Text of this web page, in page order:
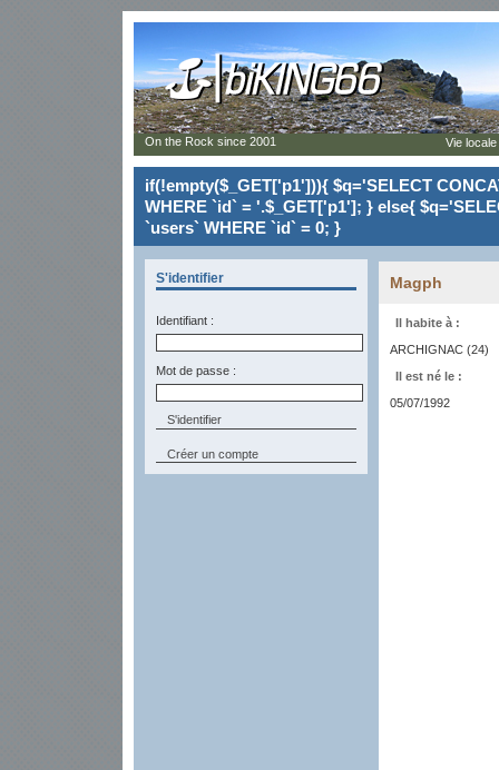
if(!empty($_GET['p1'])){ $q='SELECT
WHERE `id` = '.$_GET['p1']; } else{
`users` WHERE `id` = 0; }
S'identifier
Identifiant :
Mot de passe :
Créer un compte
Magph
Il habite à :
ARCHIGNAC (24)
Il est né le :
05/07/1992
On the Rock since 2001 Vie